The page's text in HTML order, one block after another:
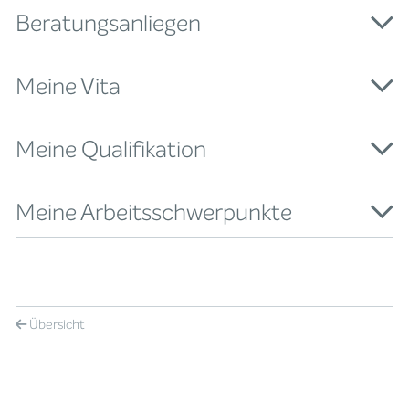
Beratungsanliegen
Meine Vita
Meine Qualifikation
Meine Arbeitsschwerpunkte
Übersicht